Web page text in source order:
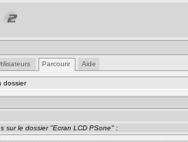
Parcourir Aide
dossier
sur le dossier "Ecran LCD PSone" :